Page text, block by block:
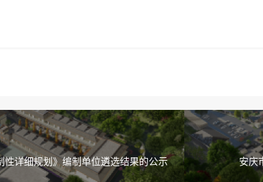
性详细规划》编制单位遴选结果的公示 安庆